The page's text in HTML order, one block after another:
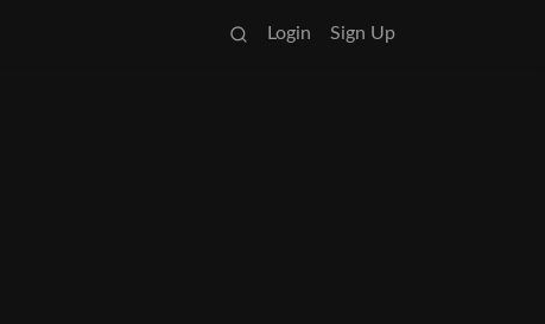
Login Sign Up